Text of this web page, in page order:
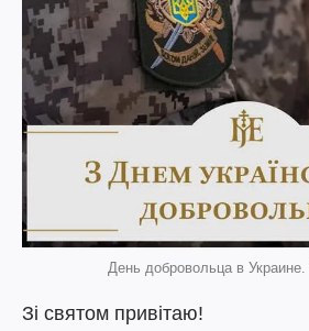
День добровольца в
Зі святом привітаю!